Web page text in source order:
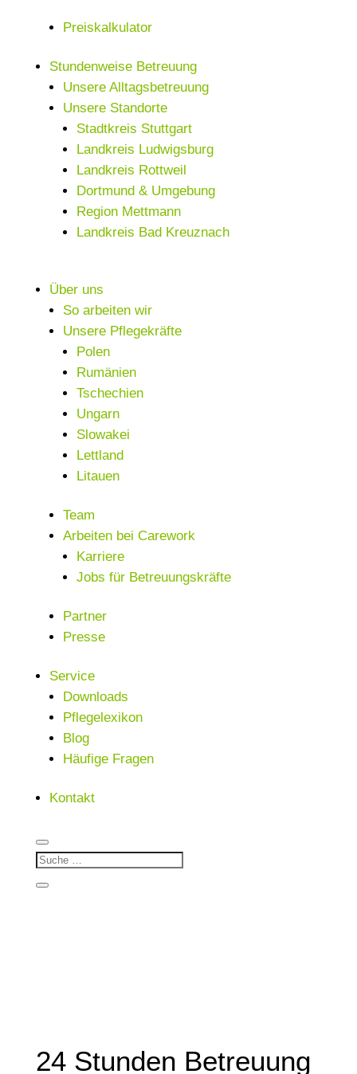
Preiskalkulator
Stundenweise Betreuung
Unsere Alltagsbetreuung
Unsere Standorte
Stadtkreis Stuttgart
Landkreis Ludwigsburg
Landkreis Rottweil
Dortmund & Umgebung
Region Mettmann
Landkreis Bad Kreuznach
Über uns
So arbeiten wir
Unsere Pflegekräfte
Polen
Rumänien
Tschechien
Ungarn
Slowakei
Lettland
Litauen
Team
Arbeiten bei Carework
Karriere
Jobs für Betreuungskräfte
Partner
Presse
Service
Downloads
Pflegelexikon
Blog
Häufige Fragen
Kontakt
24 Stunden Betreuung